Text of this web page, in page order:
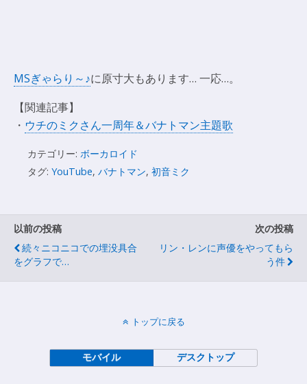
MSぎゃらり～♪に原寸大もあります… 一応…。
【関連記事】
・ ウチのミクさん一周年＆バナトマン主題歌
カテゴリー: ボーカロイド
タグ: YouTube, バナトマン, 初音ミク
以前の投稿
続々ニコニコでの埋没具合
をグラフで…
次の投稿
リン・レンに声優をやってもら
う件
トップに戻る
モバイル デスクトップ